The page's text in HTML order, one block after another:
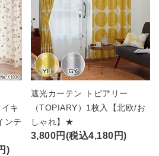
キ
ンテ
)
遮光カーテン トピアリー
（TOPIARY）1枚入【北欧/お
しゃれ】★
3,800円(税込4,180円)